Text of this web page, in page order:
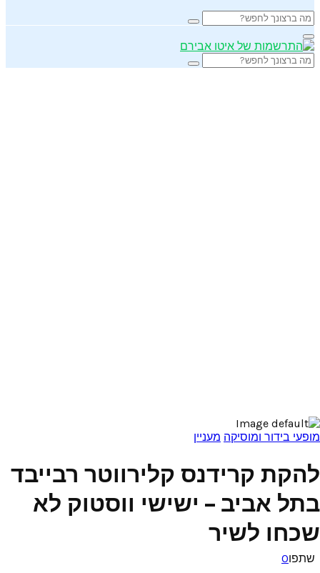
Search
for:
Search
Primary
Menu
Search
for:
Search
מופעי בידור ומוסיקה מעניין
להקת קרידנס קלירווטר רבייבד
בתל אביב – ישישי ווסטוק לא
שכחו לשיר
שתפו0